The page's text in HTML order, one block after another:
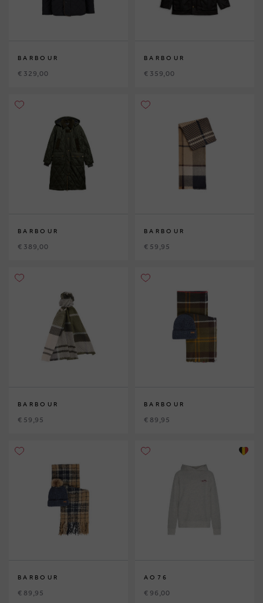
BARBOUR
€ 329,00
BARBOUR
€ 359,00
BARBOUR
€ 389,00
BARBOUR
€ 59,95
BARBOUR
€ 59,95
BARBOUR
€ 89,95
BARBOUR
€ 89,95
AO76
€ 96,00